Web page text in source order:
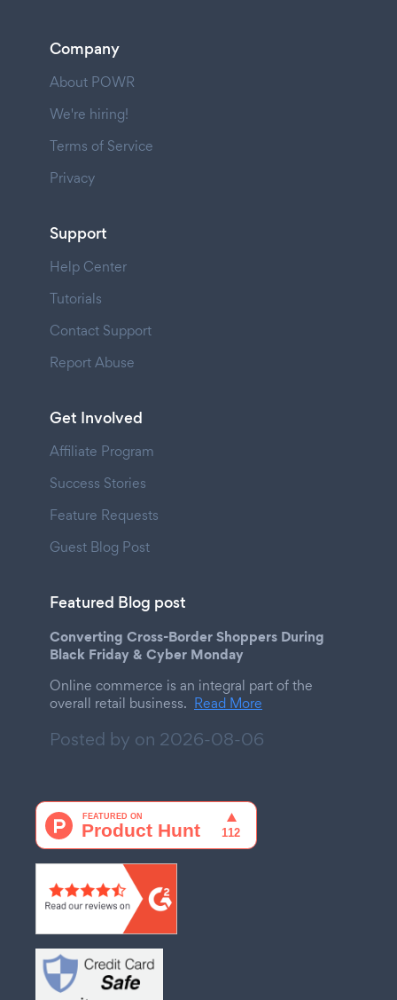
Company
About POWR
We're hiring!
Terms of Service
Privacy
Support
Help Center
Tutorials
Contact Support
Report Abuse
Get Involved
Affiliate Program
Success Stories
Feature Requests
Guest Blog Post
Featured Blog post
Converting Cross-Border Shoppers During
Black Friday & Cyber Monday
Online commerce is an integral part of the
overall retail business. Read More
Posted by on 2026-08-06